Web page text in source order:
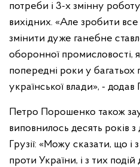
потреби і 3-х змінну
вихідних. «Але зробити
змінити дуже ганебне
оборонної промисловості,
попередні роки у багатьох
української влади», - додав
Петро Порошенко також
виповнилось десять років з
Грузії: «Можу сказати, що і з
проти України, і з тих